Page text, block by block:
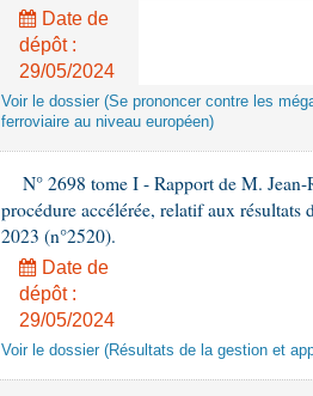
Date de
dépôt :
29/05/2024
Voir le dossier (Se prononcer contre les
ferroviaire au niveau européen)
N° 2698 tome I - Rapport de M.
procédure accélérée, relatif aux résultats
2023 (n°2520).
Date de
dépôt :
29/05/2024
Voir le dossier (Résultats de la gestion et